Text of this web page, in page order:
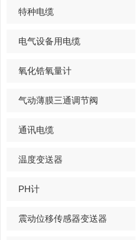
特种电缆
电气设备用电缆
氧化锆氧量计
气动薄膜三通调节阀
通讯电缆
温度变送器
PH计
震动位移传感器变送器